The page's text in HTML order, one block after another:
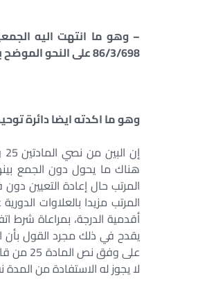
86/3/698 على النحو الموضح بالصوره المرفقه
وهو ما اكدته ايضا دائرة
هناك ما يحول دون الجمع
المرتب حال إعادة التعيين
المرتب مزيدا بالعلاوات
يقدح في ذلك مجرد القول بأن
على
لا يجوز له الاستفادة من المدة نفسها